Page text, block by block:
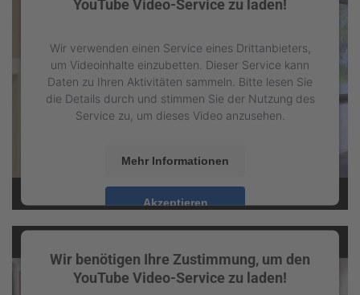
YouTube Video-Service zu laden!
Wir verwenden einen Service eines Drittanbieters,
um Videoinhalte einzubetten. Dieser Service kann
Daten zu Ihren Aktivitäten sammeln. Bitte lesen Sie
die Details durch und stimmen Sie der Nutzung des
Service zu, um dieses Video anzusehen.
Mehr Informationen
Akzeptieren
powered byUsercentrics Consent Management
Wir benötigen Ihre Zustimmung, um den
YouTube Video-Service zu laden!